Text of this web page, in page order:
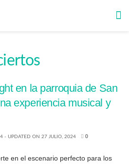
en la parroquia de San
experiencia musical y
- UPDATED ON 27 JULIO, 2024 0
en el escenario perfecto para los